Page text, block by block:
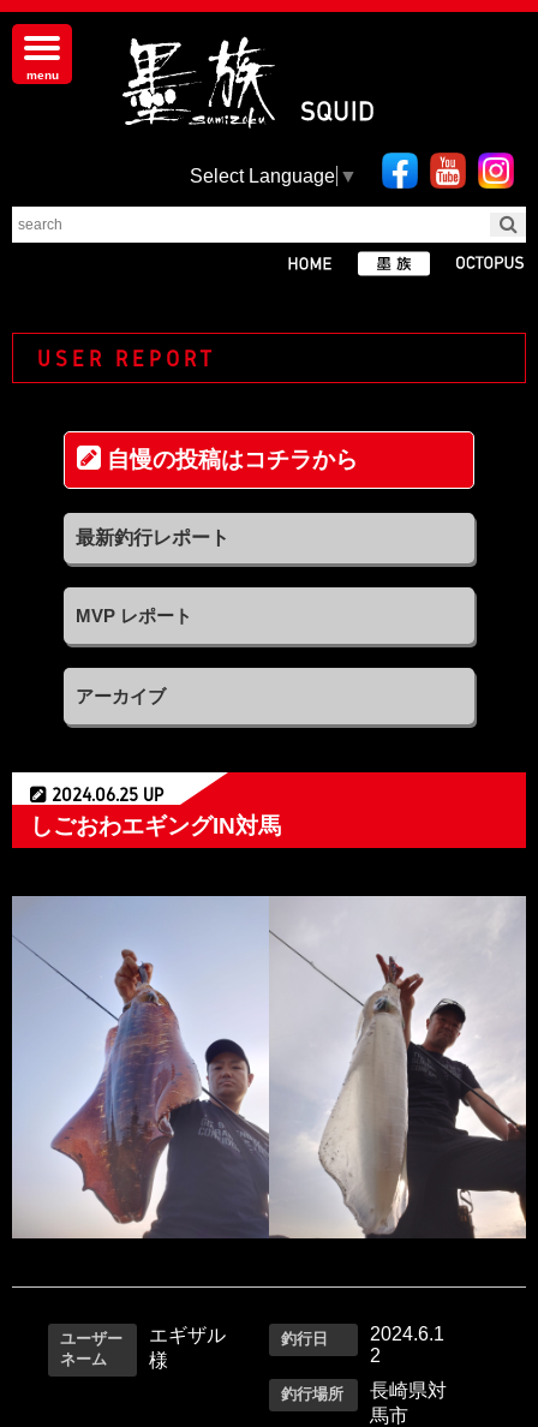
Select Language ▼
USER REPORT
自慢の投稿はコチラから
MVP レポート
アーカイブ
2024.06.25 UP
しごおわエギングIN対馬
ユーザー
ネーム
エギザル
様
釣行日
2024.6.1
2
釣行場所
長崎県対
馬市